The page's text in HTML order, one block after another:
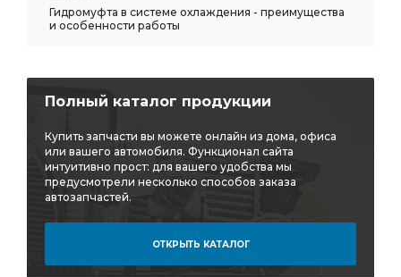
Гидромуфта в системе охлаждения - преимущества
и особенности работы
Полный каталог продукции
Купить запчасти вы можете онлайн из дома, офиса
или вашего автомобиля. Функционал сайта
интуитивно прост: для вашего удобства мы
предусмотрели несколько способов заказа
автозапчастей.
ОТКРЫТЬ КАТАЛОГ